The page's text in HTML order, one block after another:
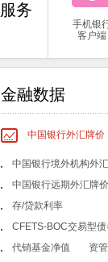
服务
手机银
客户端
金融数据
中国银行外汇牌价
中国银行境外机构外
中国银行远期外汇牌价
存/贷款利率
CFETS-BOC交易型
代销基金净值
资